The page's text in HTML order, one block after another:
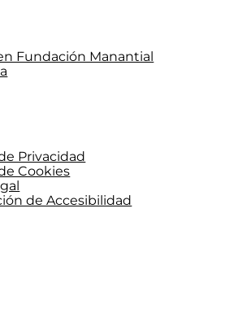
Fundación Manantial
Privacidad
Cookies
de Accesibilidad